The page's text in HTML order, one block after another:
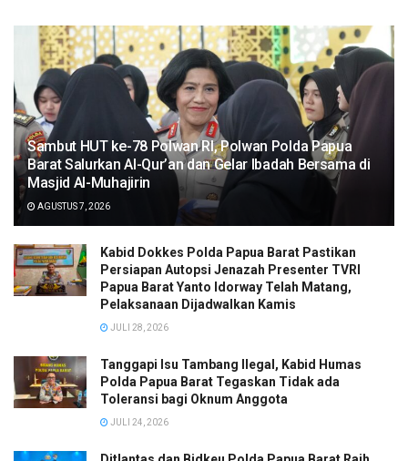
Sambut HUT ke-78 Polwan RI, Polwan Polda Papua
Barat Salurkan Al-Qur’an dan Gelar Ibadah Bersama di
Masjid Al-Muhajirin
AGUSTUS 7, 2026
Kabid Dokkes Polda Papua Barat Pastikan
Persiapan Autopsi Jenazah Presenter TVRI
Papua Barat Yanto Idorway Telah Matang,
Pelaksanaan Dijadwalkan Kamis
JULI 28, 2026
Tanggapi Isu Tambang Ilegal, Kabid Humas
Polda Papua Barat Tegaskan Tidak ada
Toleransi bagi Oknum Anggota
JULI 24, 2026